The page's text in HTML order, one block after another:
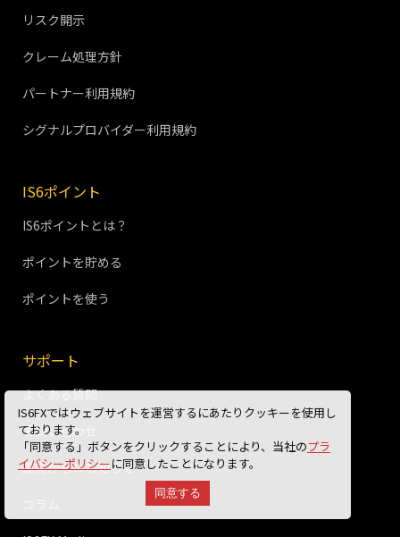
IS6FXではウェブサイトを運営するにあたりクッキーを使用し
ております。
「同意する」ボタンをクリックすることにより、当社のプラ
イバシーポリシーに同意したことになります。
同意する
リスク開示
クレーム処理方針
パートナー利用規約
シグナルプロバイダー利用規約
IS6ポイント
IS6ポイントとは？
ポイントを貯める
ポイントを使う
サポート
よくある質問
お問い合わせ
運営からのお知らせ